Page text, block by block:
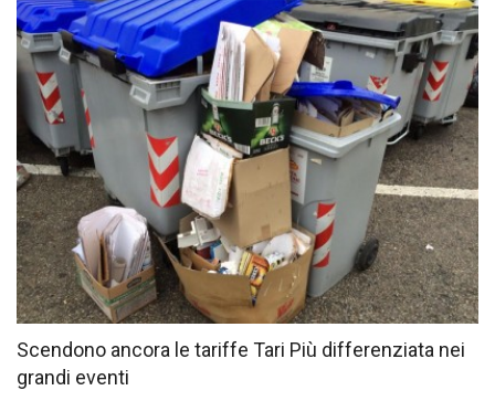
Scendono ancora le tariffe Tari Più differenziata nei
grandi eventi